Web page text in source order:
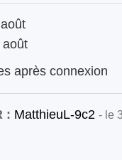
août
après connexion
: MatthieuL-9c2 - le